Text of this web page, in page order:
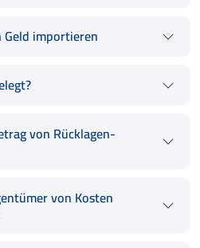
Geld importieren
von Rücklagen-
von Kosten